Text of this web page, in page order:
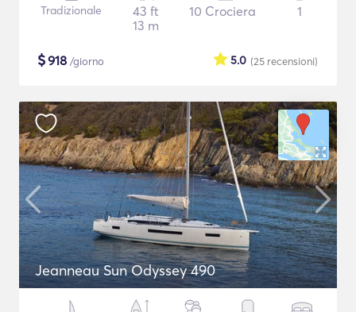
Tradizionale
43 ft
13 m
10 Crociera 1
$918 /giorno (25 recensioni)
5.0
Jeanneau Sun Odyssey 490